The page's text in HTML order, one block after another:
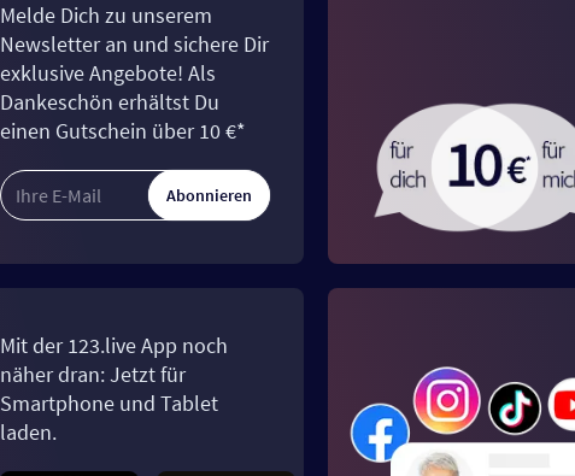
Melde Dich zu unserem
Newsletter an und sichere Dir
exklusive Angebote! Als
Dankeschön erhältst Du
einen Gutschein über 10 €*
Abonnieren
Mit der 123.live App noch
näher dran: Jetzt für
Smartphone und Tablet
laden.